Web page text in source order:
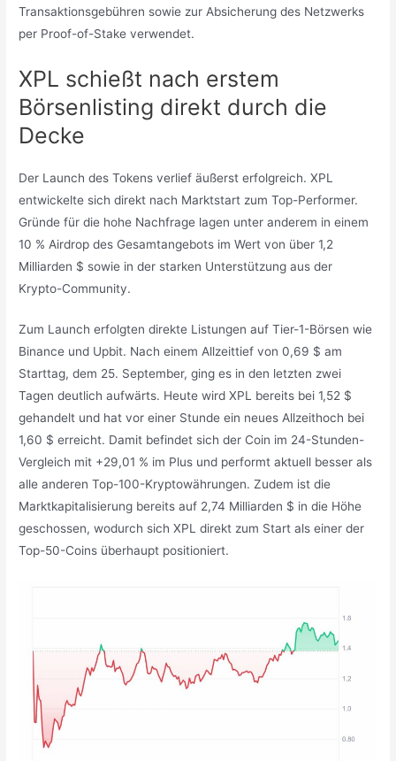
Transaktionsgebühren sowie zur Absicherung des Netzwerks
per Proof-of-Stake verwendet.
XPL schießt nach erstem
Börsenlisting direkt durch die
Decke
Der Launch des Tokens verlief äußerst erfolgreich. XPL
entwickelte sich direkt nach Marktstart zum Top-Performer.
Gründe für die hohe Nachfrage lagen unter anderem in einem
10 % Airdrop des Gesamtangebots im Wert von über 1,2
Milliarden $ sowie in der starken Unterstützung aus der
Krypto-Community.
Zum Launch erfolgten direkte Listungen auf Tier-1-Börsen wie
Binance und Upbit. Nach einem Allzeittief von 0,69 $ am
Starttag, dem 25. September, ging es in den letzten zwei
Tagen deutlich aufwärts. Heute wird XPL bereits bei 1,52 $
gehandelt und hat vor einer Stunde ein neues Allzeithoch bei
1,60 $ erreicht. Damit befindet sich der Coin im 24-Stunden-
Vergleich mit +29,01 % im Plus und performt aktuell besser als
alle anderen Top-100-Kryptowährungen. Zudem ist die
Marktkapitalisierung bereits auf 2,74 Milliarden $ in die Höhe
geschossen, wodurch sich XPL direkt zum Start als einer der
Top-50-Coins überhaupt positioniert.